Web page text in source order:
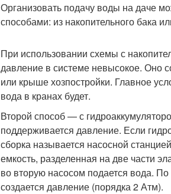
Организовать подачу воды на даче
способами: из накопительного бака
При использовании схемы с
давление в системе невысокое. Оно
или крыше хозпостройки. Главное
вода в кранах будет.
Второй способ — с
поддерживается давление. Если
сборка называется насосной
емкость, разделенная на две части
во вторую насосом подается вода.
создается давление (порядка 2 Атм).